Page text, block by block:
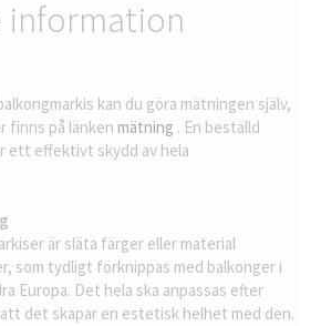
information
kan du göra mätningen själv,
finns på länken mätning . En beställd
ett effektivt skydd av hela
är släta färger eller material
som tydligt förknippas med balkonger i
Europa. Det hela ska anpassas efter
det skapar en estetisk helhet med den.